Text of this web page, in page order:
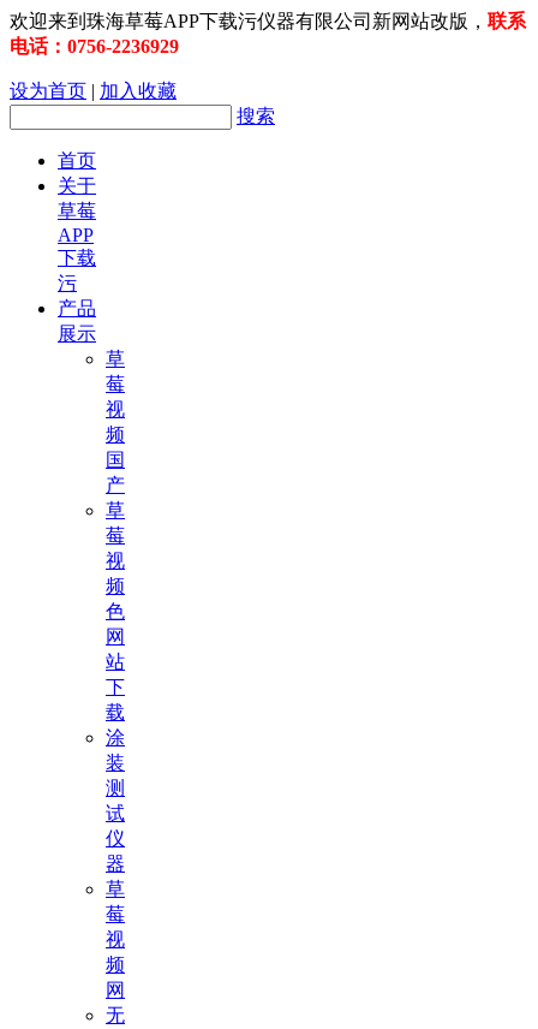
欢迎来到珠海草莓APP下载污仪器有限公司新网站改版， 联系
电话：0756-2236929
设为首页 | 加入收藏
搜索
首页
关于
草莓
APP
下载
污
产品
展示
草
莓
视
频
国
产
草
莓
视
频
色
网
站
下
载
涂
装
测
试
仪
器
草
莓
视
频
网
无